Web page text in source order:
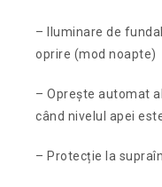
– Iluminare de
oprire (mod noapte)
– Oprește automat
când nivelul apei
– Protecție la